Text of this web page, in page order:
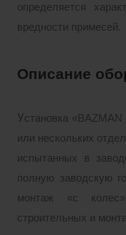
определяется
вредности примесей.
Описание
Установка
или нескольких
испытанных в
полную заводскую
монтаж «с
строительных и